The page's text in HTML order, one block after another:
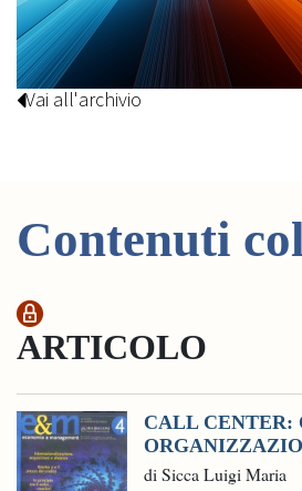
Vai all'archivio
Contenuti
ARTICOLO
CALL CENTER:
di Sicca Luigi Maria